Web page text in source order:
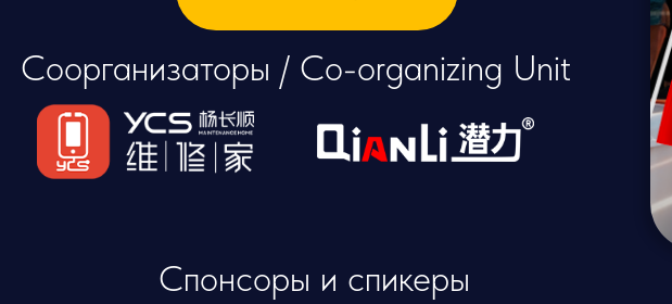
Соорганизаторы / Co-organizing Unit
Спонсоры и спикеры